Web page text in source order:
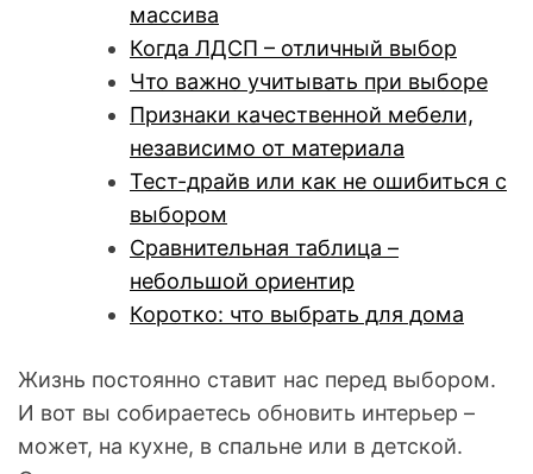
массива
Когда ЛДСП – отличный выбор
Что важно учитывать при выборе
Признаки качественной мебели,
независимо от материала
Тест-драйв или как не ошибиться с
выбором
Сравнительная таблица –
небольшой ориентир
Коротко: что выбрать для дома
Жизнь постоянно ставит нас перед выбором.
И вот вы собираетесь обновить интерьер –
может, на кухне, в спальне или в детской.